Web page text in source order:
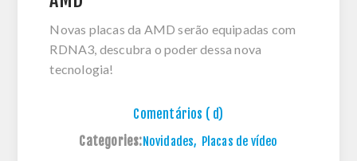
Novas placas da AMD serão equipadas com
RDNA3, descubra o poder dessa nova
tecnologia!
Comentários ( d)
Categories:Novidades, Placas de vídeo